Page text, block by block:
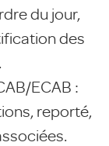
du jour,
des
ECAB :
reporté,